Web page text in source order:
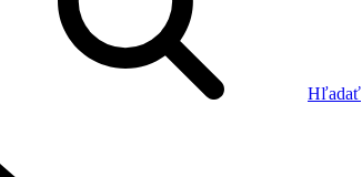
Hľadať